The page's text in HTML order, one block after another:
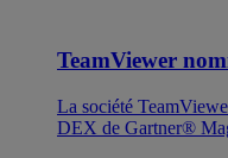
TeamViewer
La société
DEX de Gartner®